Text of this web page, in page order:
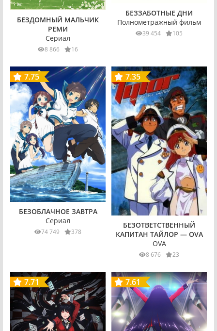
БЕЗДОМНЫЙ МАЛЬЧИК
РЕМИ
Сериал
8 866 16
БЕЗЗАБОТНЫЕ ДНИ
Полнометражный фильм
39 454 105
7.75
БЕЗОБЛАЧНОЕ ЗАВТРА
Сериал
74 749 378
7.35
БЕЗОТВЕТСТВЕННЫЙ
КАПИТАН ТАЙЛОР — OVA
OVA
8 676 23
7.71 7.61